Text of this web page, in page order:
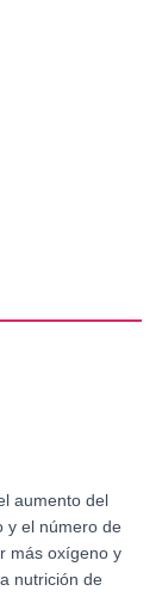
aumento del
y el número de
más oxígeno y
nutrición de